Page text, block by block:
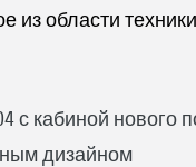
из области
с кабиной нового
дизайном